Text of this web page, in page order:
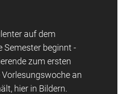
auf dem
Semester beginnt -
zum ersten
an
hier in Bildern.